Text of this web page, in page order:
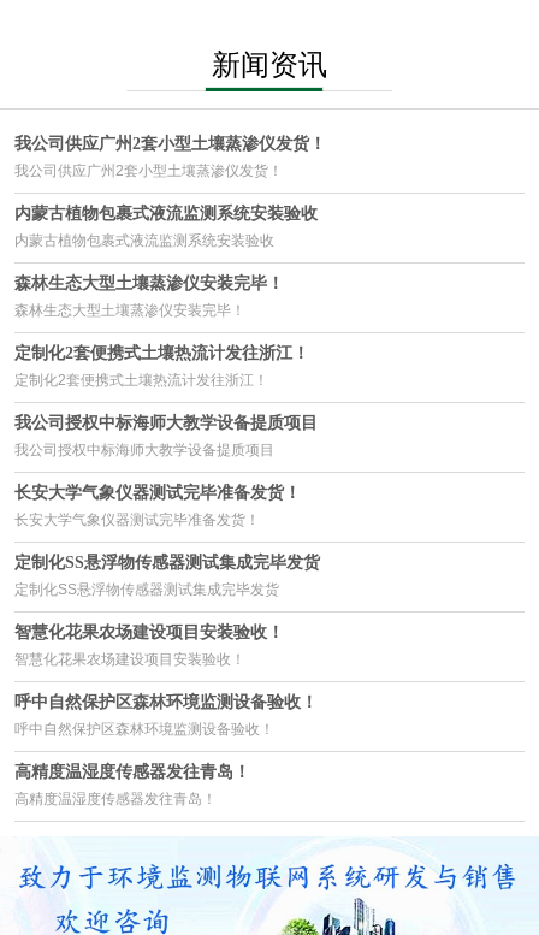
新闻资讯
我公司供应广州2套小型土壤蒸渗仪发货！
我公司供应广州2套小型土壤蒸渗仪发货！
内蒙古植物包裹式液流监测系统安装验收
内蒙古植物包裹式液流监测系统安装验收
森林生态大型土壤蒸渗仪安装完毕！
森林生态大型土壤蒸渗仪安装完毕！
定制化2套便携式土壤热流计发往浙江！
定制化2套便携式土壤热流计发往浙江！
我公司授权中标海师大教学设备提质项目
我公司授权中标海师大教学设备提质项目
长安大学气象仪器测试完毕准备发货！
长安大学气象仪器测试完毕准备发货！
定制化SS悬浮物传感器测试集成完毕发货
定制化SS悬浮物传感器测试集成完毕发货
智慧化花果农场建设项目安装验收！
智慧化花果农场建设项目安装验收！
呼中自然保护区森林环境监测设备验收！
呼中自然保护区森林环境监测设备验收！
高精度温湿度传感器发往青岛！
高精度温湿度传感器发往青岛！